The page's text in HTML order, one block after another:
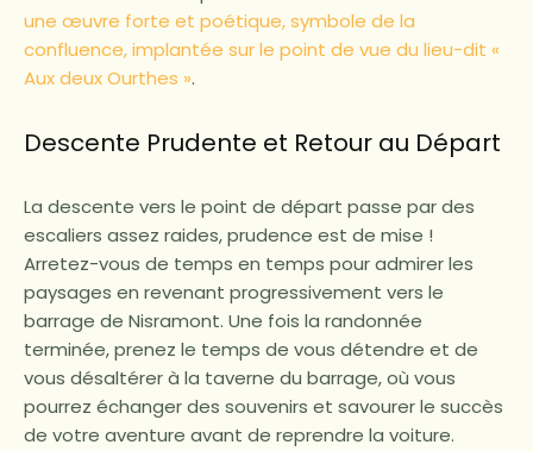
une œuvre forte et poétique, symbole de la
confluence, implantée sur le point de vue du lieu-dit «
Aux deux Ourthes ».
Descente Prudente et Retour au Départ
La descente vers le point de départ passe par des
escaliers assez raides, prudence est de mise !
Arretez-vous de temps en temps pour admirer les
paysages en revenant progressivement vers le
barrage de Nisramont. Une fois la randonnée
terminée, prenez le temps de vous détendre et de
vous désaltérer à la taverne du barrage, où vous
pourrez échanger des souvenirs et savourer le succès
de votre aventure avant de reprendre la voiture.